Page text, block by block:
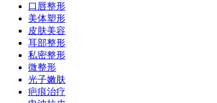
口唇整形
美体塑形
皮肤美容
耳部整形
私密整形
微整形
光子嫩肤
疤痕治疗